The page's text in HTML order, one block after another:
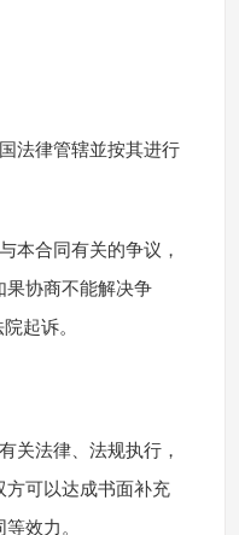
法律管辖並按其进行
本合同有关的争议，
果协商不能解决争
起诉。
关法律、法规执行，
方可以达成书面补充
效力。